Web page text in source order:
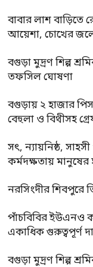
বাবার লাশ বাড়িতে
আয়েশা, চোখের
বগুড়া মুদ্রণ শিল্প
তফসিল ঘোষণা
বগুড়ায় ২ হাজার পিস
বেহুলা ও বিথীসহ
সৎ, ন্যায়নিষ্ঠ,
কর্মদক্ষতায়
নরসিংদীর শিবপুরে
পাঁচবিবির ইউএনও
একাধিক গুরুত্বপূর্ণ
বগুড়া মুদ্রণ শিল্প